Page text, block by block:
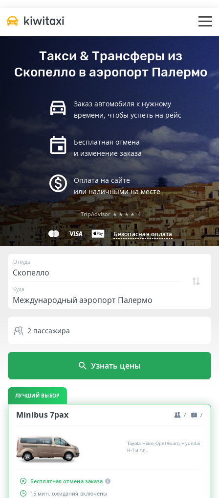
Такси & Трансферы из
Скопелло в аэропорт Палермо
Заказ автомобиля к нужному
времени, чтобы успеть на рейс
Бесплатная отмена
и изменение заказа
Оплата на сайте
или наличными на месте
Безопасная оплата
TripAdvisor ★★★★ 4
Откуда
Куда
2 пассажира
Узнать цены
ЛУЧШИЙ ВЫБОР
Minibus 7pax 7 7
Toyota Hiace, Opel Vivaro, Hyundai
H-1 и т.п.
Бесплатная отмена заказа
15 мин. ожидания включены